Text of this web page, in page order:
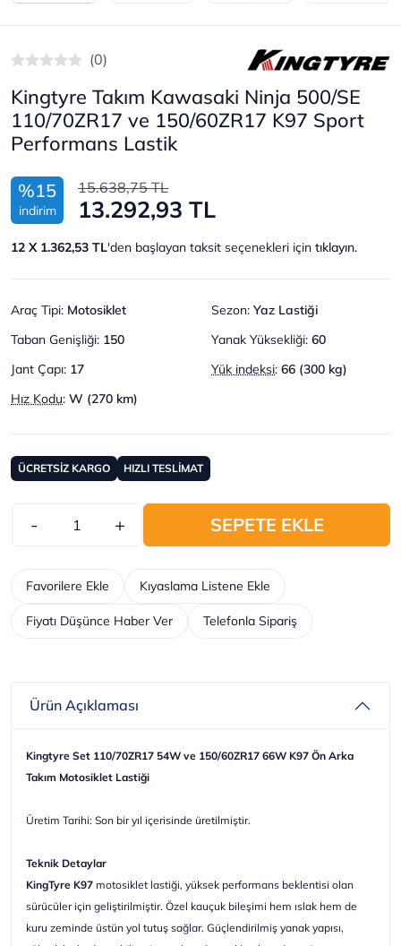
(0)
Kingtyre Takım Kawasaki Ninja 500/SE
110/70ZR17 ve 150/60ZR17 K97 Sport
Performans Lastik
%15
indirim
15.638,75 TL
13.292,93 TL
12 X 1.362,53 TL'den başlayan taksit seçenekleri için tıklayın.
Araç Tipi: Motosiklet Sezon: Yaz Lastiği
Taban Genişliği: 150 Yanak Yüksekliği: 60
Jant Çapı: 17 Yük indeksi: 66 (300 kg)
Hız Kodu: W (270 km)
ÜCRETSİZ KARGO HIZLI TESLİMAT
- + SEPETE EKLE
Telefonla Sipariş
Kıyaslama Listene Ekle
Favorilere Ekle
Fiyatı Düşünce Haber Ver
Ürün Açıklaması
Kingtyre Set 110/70ZR17 54W ve 150/60ZR17 66W K97 Ön Arka
Takım Motosiklet Lastiği
Üretim Tarihi: Son bir yıl içerisinde üretilmiştir.
Teknik Detaylar
KingTyre K97 motosiklet lastiği, yüksek performans beklentisi olan
sürücüler için geliştirilmiştir. Özel kauçuk bileşimi hem ıslak hem de
kuru zeminde üstün yol tutuş sağlar. Güçlendirilmiş yanak yapısı,